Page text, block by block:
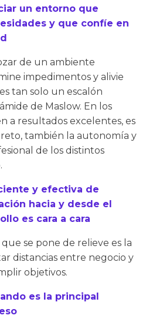
un entorno que
y que confíe en
de un ambiente
impedimentos y alivie
tan solo un escalón
de Maslow. En los
a resultados excelentes, es
también la autonomía y
de los distintos
y efectiva de
hacia y desde el
es cara a cara
se pone de relieve es la
distancias entre negocio y
objetivos.
es la principal